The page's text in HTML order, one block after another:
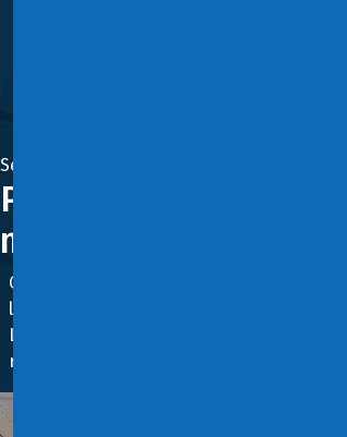
Septiembre 27, 2023
Plataformas de
meses previos a la
Comisión de Economía de la Cámara
licencias a plataformas que ha operado
La subsecretaria de Hacienda, Heidi
regular esta actividad, como lo hace el